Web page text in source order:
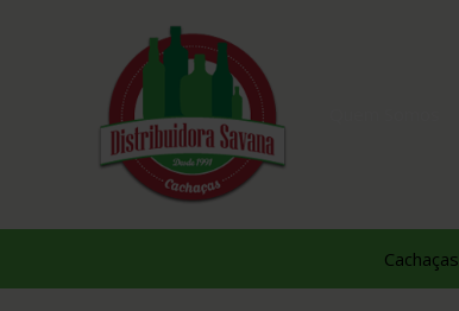
Cachaças